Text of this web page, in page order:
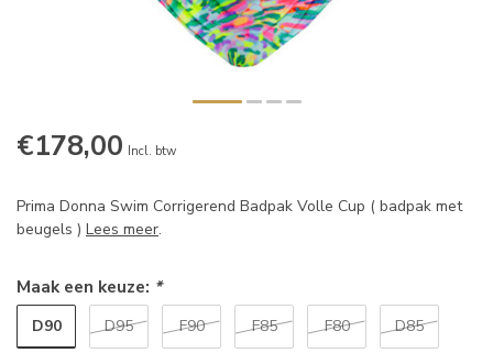
€178,00 Incl. btw
Prima Donna Swim Corrigerend Badpak Volle Cup ( badpak met
beugels ) Lees meer.
Maak een keuze: *
D90 D95 F90 F85 F80 D85